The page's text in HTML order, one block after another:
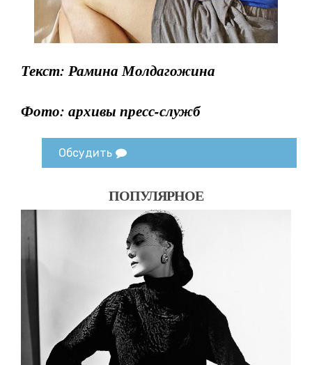
Текст: Рамина Молдагожина
Фото: архивы пресс-служб
Обсудить
ПОПУЛЯРНОЕ